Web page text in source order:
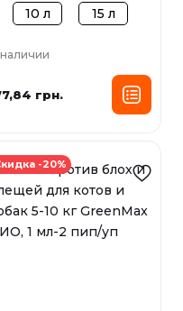
10 л 15 л
грн.
-20%